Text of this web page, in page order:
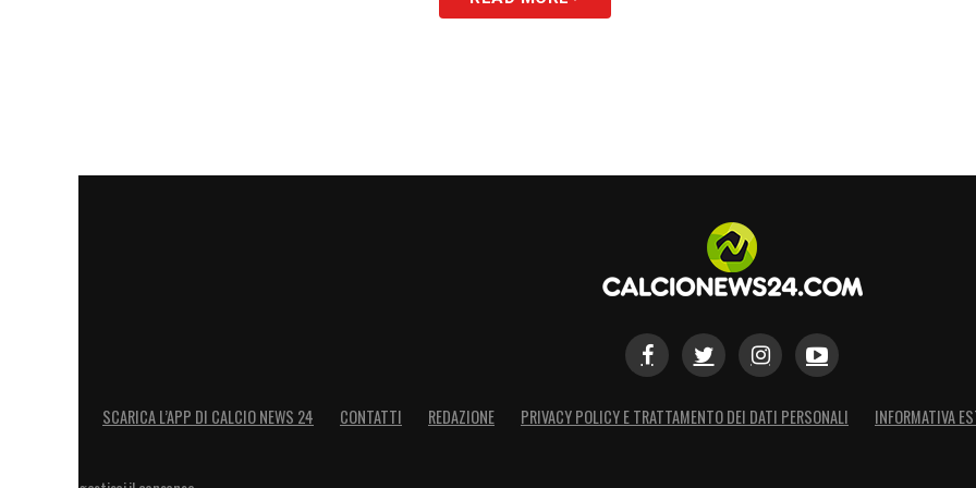
SCARICA L’APP DI CALCIO NEWS 24 CONTATTI REDAZIONE PRIVACY POLICY E TRATTAMENTO DEI DATI PERSONALI INFORMATIVA